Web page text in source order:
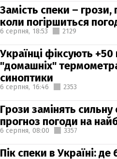
Замість спеки – грози,
коли погіршиться
6 серпня, 18:53 2129
Українці фіксують +50
"домашніх"
синоптики
6 серпня, 16:46 2353
Грози замінять сильну
прогноз погоди на
6 серпня, 08:00 3357
Пік спеки в Україні: